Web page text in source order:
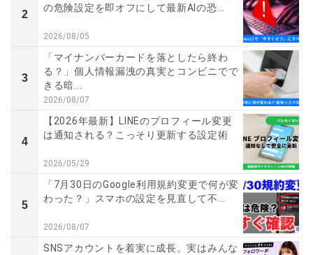
2
の危険設定を即オフにして最新AIの恐...
2026/08/05
3
「マイナンバーカードを落としたら終わ
る？」個人情報漏洩の真実とコンビニでで
きる暗...
2026/08/07
4
【2026年最新】LINEのプロフィール変更
は通知される？こっそり更新する設定術
2026/05/29
5
「7月30日のGoogle利用規約変更で何が変
わった？」スマホの設定を見直して不...
2026/08/07
SNSアカウントを着実に成長。実はみんな